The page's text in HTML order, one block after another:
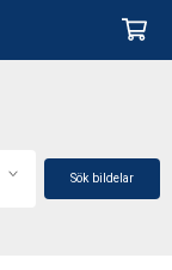
Sök bildelar